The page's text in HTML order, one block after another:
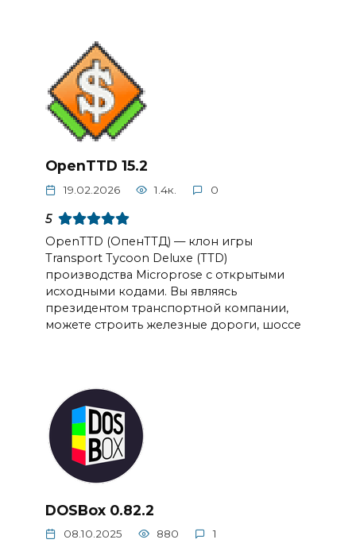
OpenTTD 15.2
19.02.2026 1.4к. 0
5
OpenTTD (ОпенТТД) — клон игры
Transport Tycoon Deluxe (TTD)
производства Microprose с открытыми
исходными кодами. Вы являясь
президентом транспортной компании,
можете строить железные дороги, шоссе
DOSBox 0.82.2
08.10.2025 880 1